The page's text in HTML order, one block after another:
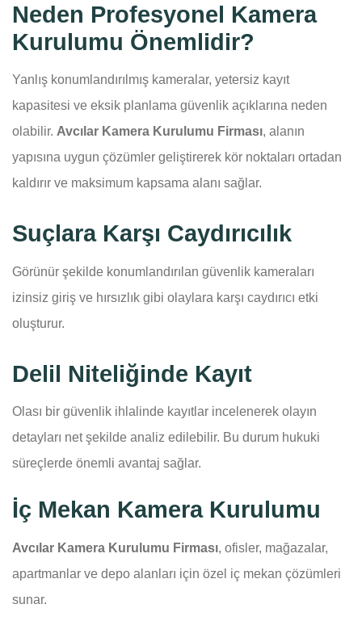
Neden Profesyonel Kamera
Kurulumu Önemlidir?
Yanlış konumlandırılmış kameralar, yetersiz kayıt
kapasitesi ve eksik planlama güvenlik açıklarına neden
olabilir. Avcılar Kamera Kurulumu Firması, alanın
yapısına uygun çözümler geliştirerek kör noktaları ortadan
kaldırır ve maksimum kapsama alanı sağlar.
Suçlara Karşı Caydırıcılık
Görünür şekilde konumlandırılan güvenlik kameraları
izinsiz giriş ve hırsızlık gibi olaylara karşı caydırıcı etki
oluşturur.
Delil Niteliğinde Kayıt
Olası bir güvenlik ihlalinde kayıtlar incelenerek olayın
detayları net şekilde analiz edilebilir. Bu durum hukuki
süreçlerde önemli avantaj sağlar.
İç Mekan Kamera Kurulumu
Avcılar Kamera Kurulumu Firması, ofisler, mağazalar,
apartmanlar ve depo alanları için özel iç mekan çözümleri
sunar.